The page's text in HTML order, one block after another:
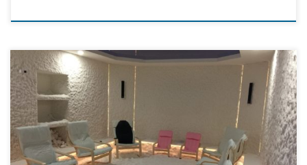
Автор проекта «Во Благо» Руслан Шайхуллин из Благовещенска (р.
Башкортостан) получил муниципальную субсидию на развитие бизнеса. Ранее
его инициатива стала одной из лучших на конкурсе